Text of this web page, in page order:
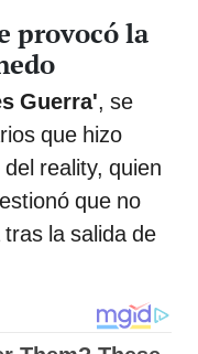
provocó la
Guerra', se
que hizo
reality, quien
que no
la salida de